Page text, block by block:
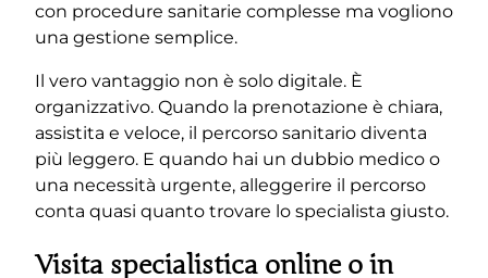
con procedure sanitarie complesse ma vogliono
una gestione semplice.
Il vero vantaggio non è solo digitale. È
organizzativo. Quando la prenotazione è chiara,
assistita e veloce, il percorso sanitario diventa
più leggero. E quando hai un dubbio medico o
una necessità urgente, alleggerire il percorso
conta quasi quanto trovare lo specialista giusto.
Visita specialistica online o in